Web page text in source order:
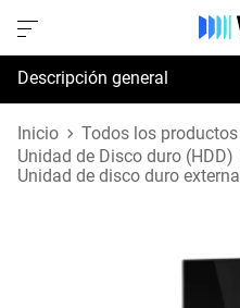
Descripción general
Especificaciones
Soporte y recursos
Inicio
Todos los productos
Unidad de Disco duro (HDD)
Unidad de disco duro externa